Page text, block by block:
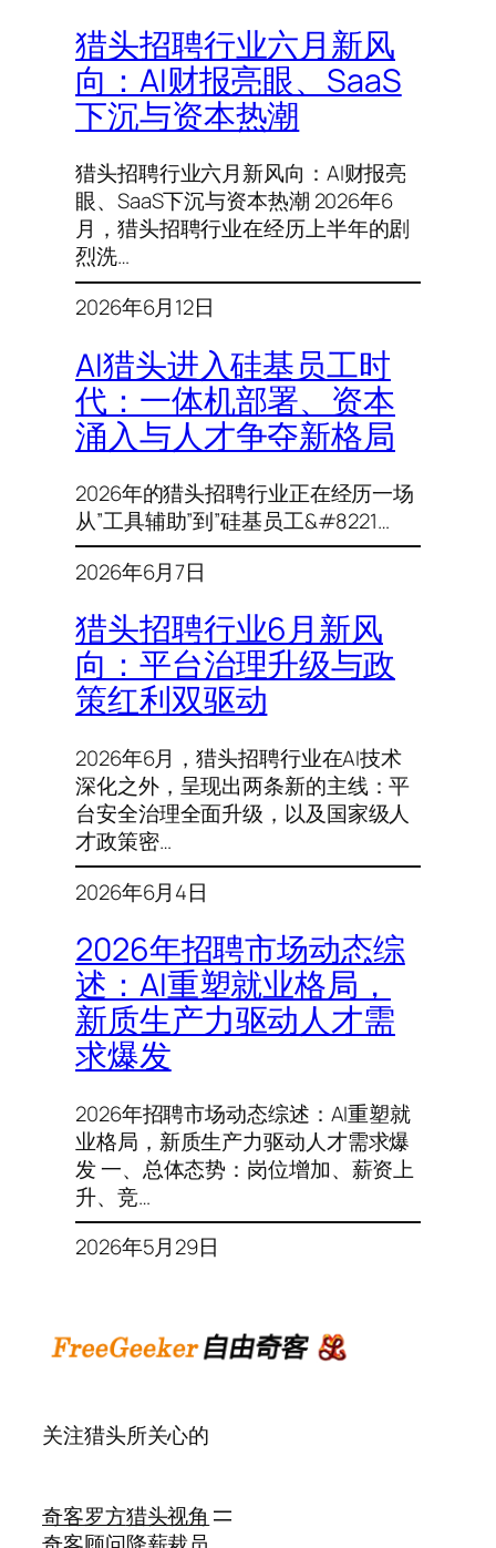
猎头招聘行业六月新风
向：AI财报亮眼、SaaS
下沉与资本热潮
猎头招聘行业六月新风向：AI财报亮
眼、SaaS下沉与资本热潮 2026年6
月，猎头招聘行业在经历上半年的剧
烈洗…
2026年6月12日
AI猎头进入硅基员工时
代：一体机部署、资本
涌入与人才争夺新格局
2026年的猎头招聘行业正在经历一场
从”工具辅助”到”硅基员工&#8221…
2026年6月7日
猎头招聘行业6月新风
向：平台治理升级与政
策红利双驱动
2026年6月，猎头招聘行业在AI技术
深化之外，呈现出两条新的主线：平
台安全治理全面升级，以及国家级人
才政策密…
2026年6月4日
2026年招聘市场动态综
述：AI重塑就业格局，
新质生产力驱动人才需
求爆发
2026年招聘市场动态综述：AI重塑就
业格局，新质生产力驱动人才需求爆
发 一、总体态势：岗位增加、薪资上
升、竞…
2026年5月29日
关注猎头所关心的
奇客罗方猎头视角